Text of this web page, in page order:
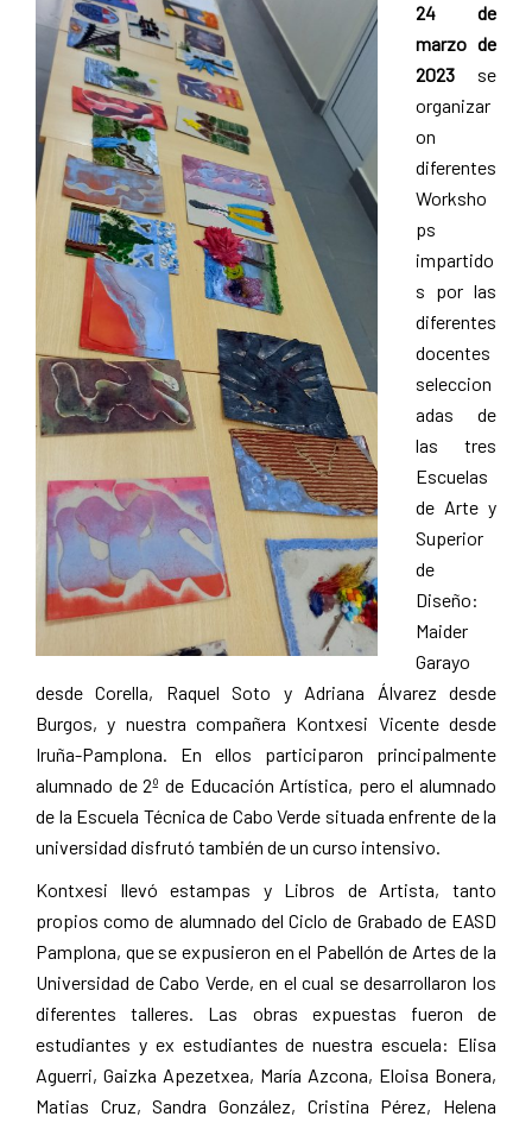
24 de
marzo de
2023 se
organizar
on
diferentes
Worksho
ps
impartido
s por las
diferentes
docentes
seleccion
adas de
las tres
Escuelas
de Arte y
Superior
de
Diseño:
Maider
Garayo
desde Corella, Raquel Soto y Adriana Álvarez desde
Burgos, y nuestra compañera Kontxesi Vicente desde
Iruña-Pamplona. En ellos participaron principalmente
alumnado de 2º de Educación Artística, pero el alumnado
de la Escuela Técnica de Cabo Verde situada enfrente de la
universidad disfrutó también de un curso intensivo.
Kontxesi llevó estampas y Libros de Artista, tanto
propios como de alumnado del Ciclo de Grabado de EASD
Pamplona, que se expusieron en el Pabellón de Artes de la
Universidad de Cabo Verde, en el cual se desarrollaron los
diferentes talleres. Las obras expuestas fueron de
estudiantes y ex estudiantes de nuestra escuela: Elisa
Aguerri, Gaizka Apezetxea, María Azcona, Eloisa Bonera,
Matias Cruz, Sandra González, Cristina Pérez, Helena